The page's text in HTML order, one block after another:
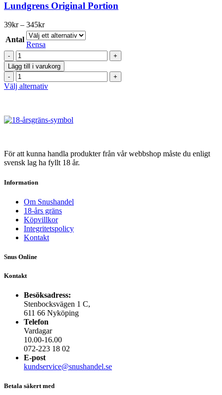
har
flera
De
olika
väljas
produktsidan
Lundgrens Original Portion
39kr – 345krPrisintervall:
39kr
till
345kr
Antal
Rensa
Lundgrens
Original
Portion
mängd
Lägg till i varukorg
Lundgrens
Original
Portion
Välj alternativDen
flera
alternativen
kan
För att kunna handla produkter från vår webbshop måste du enligt
svensk lag ha fyllt 18 år.
Information
Om Snushandel
18-års gräns
Köpvillkor
Integritetspolicy
Kontakt
Snus Online
Kontakt
Besöksadress:
Stenbocksvägen 1 C,
611 66 Nyköping
Telefon
Vardagar
10.00-16.00
072-223 18 02
E-post
kundservice@snushandel.se
Betala säkert med